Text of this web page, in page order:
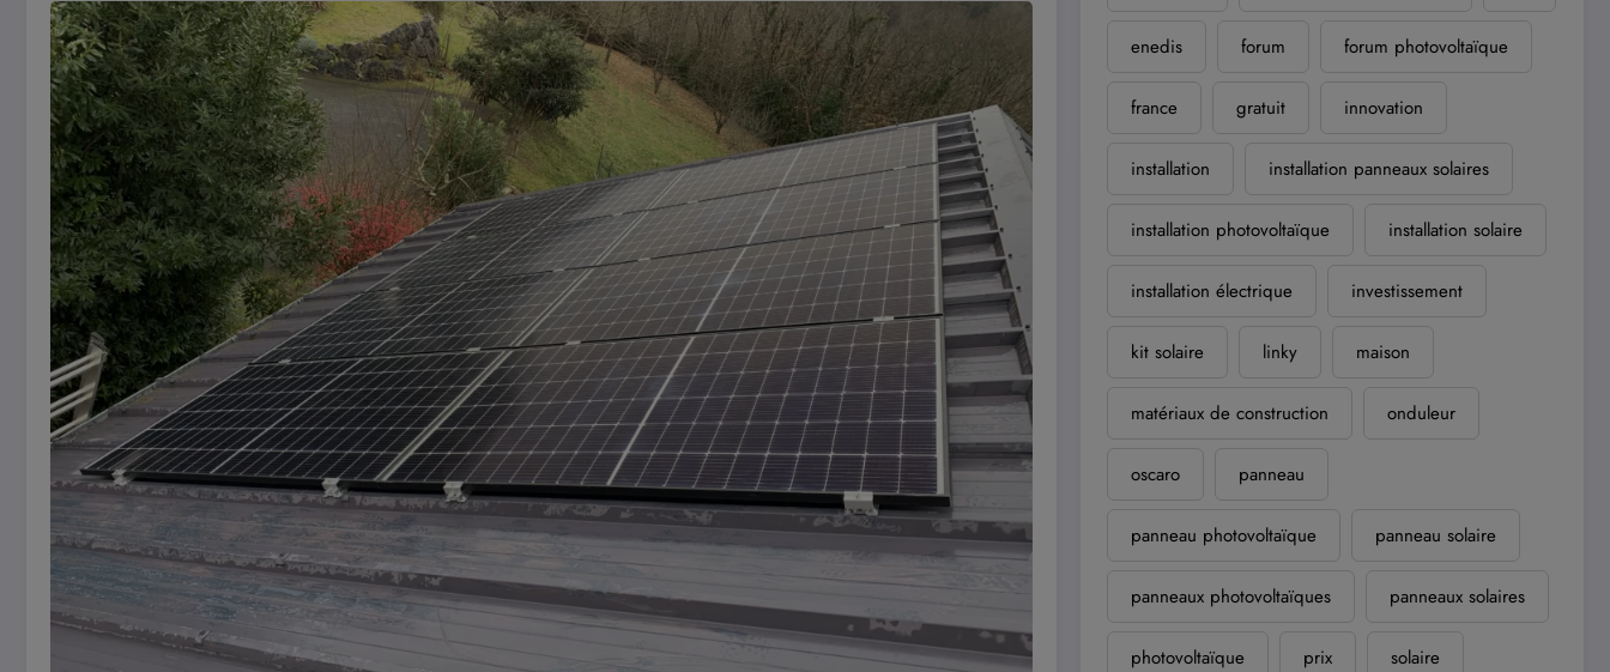
enedis forum forum photovoltaïque
france gratuit innovation
installation installation panneaux solaires
installation photovoltaïque installation solaire
installation électrique investissement
kit solaire linky maison
matériaux de construction onduleur
oscaro panneau
panneau photovoltaïque panneau solaire
panneaux photovoltaïques panneaux solaires
photovoltaïque prix solaire